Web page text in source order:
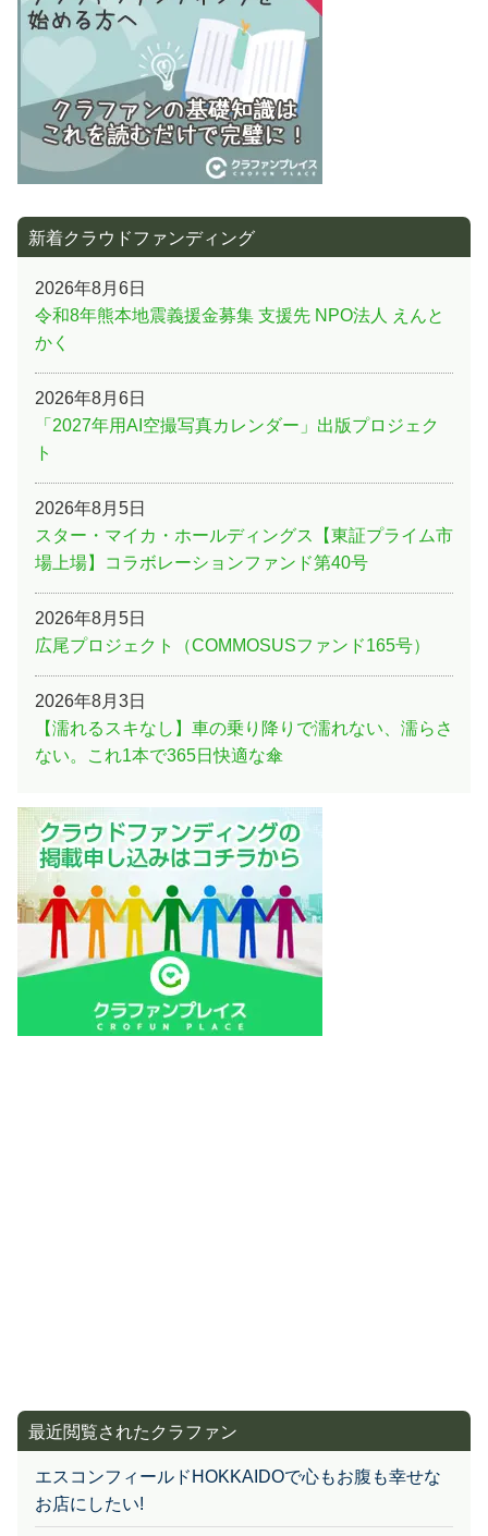
ン
新着クラウドファンディング
2026年8月6日
令和8年熊本地震義援金募集 支援先 NPO法人 えんと
かく
2026年8月6日
「2027年用AI空撮写真カレンダー」出版プロジェク
ト
2026年8月5日
スター・マイカ・ホールディングス【東証プライム市
場上場】コラボレーションファンド第40号
2026年8月5日
広尾プロジェクト（COMMOSUSファンド165号）
2026年8月3日
【濡れるスキなし】車の乗り降りで濡れない、濡らさ
ない。これ1本で365日快適な傘
最近閲覧されたクラファン
エスコンフィールドHOKKAIDOで心もお腹も幸せな
お店にしたい!